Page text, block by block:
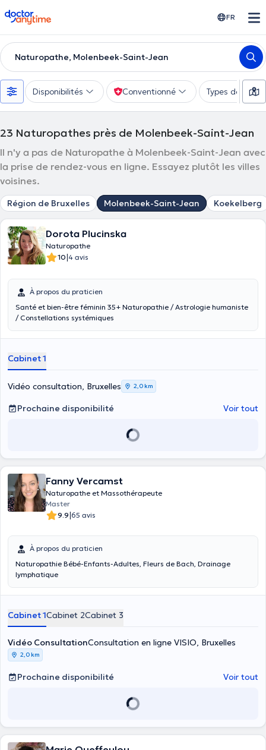
doctoranytime FR
Naturopathe, Molenbeek-Saint-Jean
Disponibilités Conventionné Types de
23 Naturopathes près de Molenbeek-Saint-Jean
Il n'y a pas de Naturopathe à Molenbeek-Saint-Jean avec
la prise de rendez-vous en ligne. Essayez plutôt les villes
voisines.
Région de Bruxelles Molenbeek-Saint-Jean Koekelberg
Dorota Plucinska
Naturopathe
10|4 avis
À propos du praticien
Santé et bien-être féminin 35+ Naturopathie / Astrologie humaniste
/ Constellations systémiques
Cabinet 1
Vidéo consultation, Bruxelles 2,0 km
Prochaine disponibilité Voir tout
Fanny Vercamst
Naturopathe et Massothérapeute
Master
9.9|65 avis
À propos du praticien
Naturopathie Bébé-Enfants-Adultes, Fleurs de Bach, Drainage
lymphatique
Cabinet 1Cabinet 2Cabinet 3
Vidéo ConsultationConsultation en ligne VISIO, Bruxelles
2,0 km
Prochaine disponibilité Voir tout